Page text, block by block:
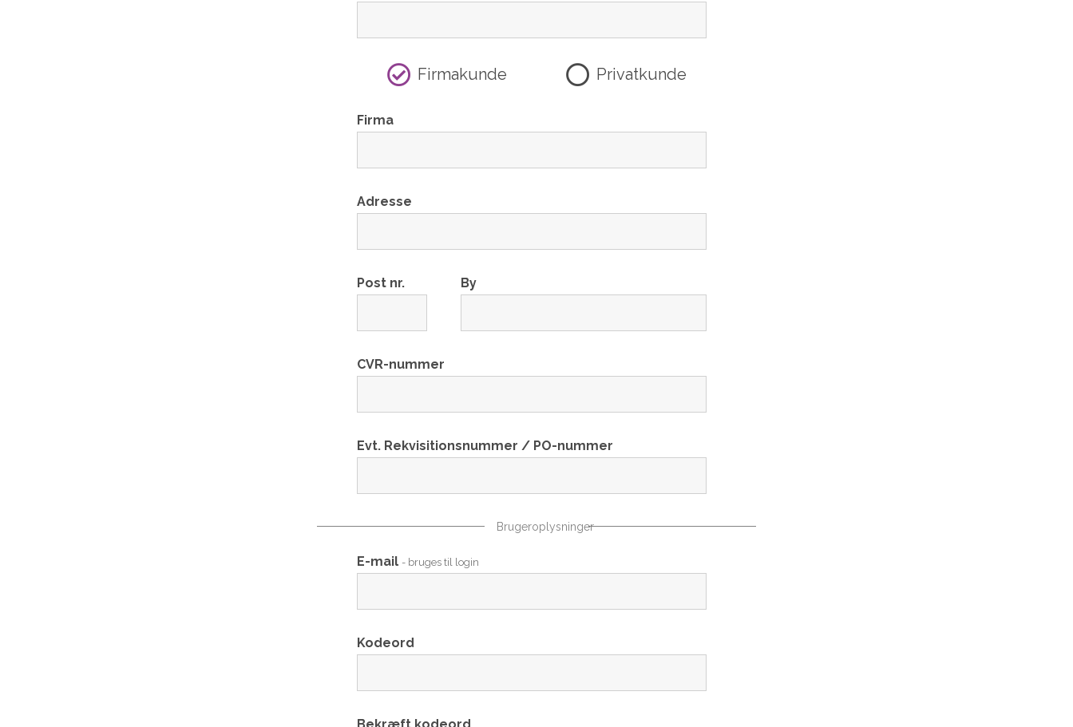
Firmakunde Privatkunde
Firma
Adresse
Post nr. By
CVR-nummer
Evt. Rekvisitionsnummer / PO-nummer
Brugeroplysninger
E-mail - bruges til login
Kodeord